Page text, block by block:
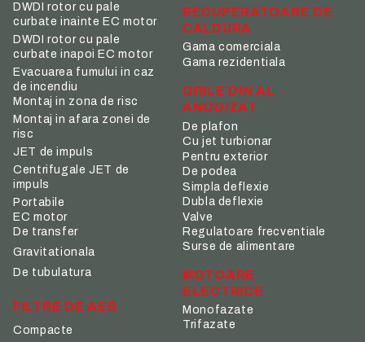
DWDI rotor cu pale
curbate inainte EC motor
DWDI rotor cu pale
curbate inapoi EC motor
Evacuarea fumului in caz
de incendiu
Montaj in zona de risc
Montaj in afara zonei de
risc
JET de impuls
Centrifugale JET de
impuls
Portabile
EC motor
RECUPERATOARE DE
CALDURA
Gama comerciala
Gama rezidentiala
GRILE DIN AL
ANODIZAT
De plafon
Cu jet turbionar
Pentru exterior
De podea
Simpla deflexie
Dubla deflexie
Valve
De transfer
Gravitationala
De tubulatura
FILTRE DE AER
Compacte
Regulatoare frecventiale
Surse de alimentare
MOTOARE
ELECTRICE
Monofazate
Trifazate